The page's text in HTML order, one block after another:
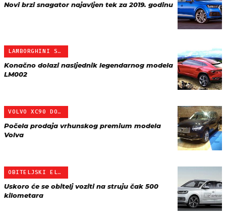
Novi brzi snagator najavljen tek za 2019. godinu
LAMBORGHINI SUV
Konačno dolazi nasljednik legendarnog modela
LM002
VOLVO XC90 DOŠAO U HRVAT…
Počela prodaja vrhunskog premium modela
Volva
OBITELJSKI ELEKTRIČNI AU…
Uskoro će se obitelj voziti na struju čak 500
kilometara